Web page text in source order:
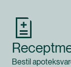
Bestil